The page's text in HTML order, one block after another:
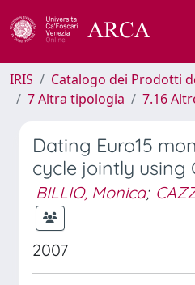
IRIS
Catalogo dei Prodotti
7 Altra tipologia
7.16
Dating Euro15
cycle jointly using
BILLIO, Monica;
2007